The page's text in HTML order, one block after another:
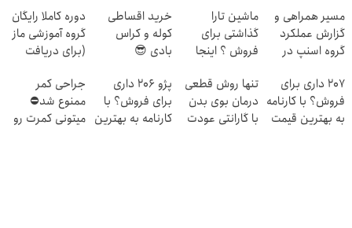
مسیر همراهی و
گزارش عملکرد
گروه اسنپ در
ماشین تارا
گذاشتی برای
فروش ؟ اینجا
بفروش
خرید اقساطی
کوله و کراس
بادی 😎
دوره کاملا رایگان
گروه آموزشی ماز
(برای دریافت
207 داری برای
فروش؟ با کارنامه
به بهترین قیمت
تنها روش قطعی
درمان بوی بدن
با گارانتی عودت
پژو 206 داری
برای فروش؟ با
کارنامه به بهترین
جراحی کمر
ممنوع شد⛔
میتونی کمرت رو